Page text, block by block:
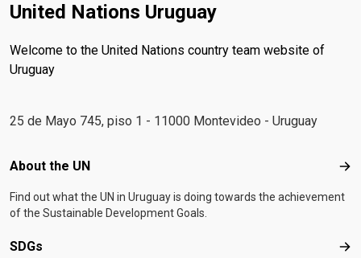
United Nations Uruguay
Welcome to the United Nations country team website of
Uruguay
25 de Mayo 745, piso 1 - 11000 Montevideo - Uruguay
Footer menu
About the UN
Find out what the UN in Uruguay is doing towards the achievement
of the Sustainable Development Goals.
SDGs